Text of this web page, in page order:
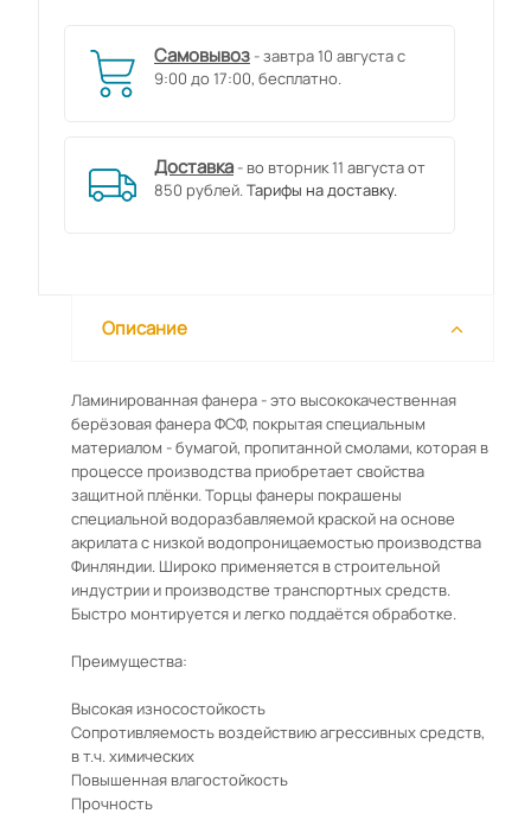
Самовывоз - завтра 10 августа с
9:00 до 17:00, бесплатно.
Доставка - во вторник 11 августа от
850 рублей.Тарифы на доставку.
Описание
Ламинированная фанера - это высококачественная
берёзовая фанера ФСФ, покрытая специальным
материалом - бумагой, пропитанной смолами, которая в
процессе производства приобретает свойства
защитной плёнки. Торцы фанеры покрашены
специальной водоразбавляемой краской на основе
акрилата с низкой водопроницаемостью производства
Финляндии. Широко применяется в строительной
индустрии и производстве транспортных средств.
Быстро монтируется и легко поддаётся обработке.
Преимущества:
Высокая износостойкость
Сопротивляемость воздействию агрессивных средств,
в т.ч. химических
Повышенная влагостойкость
Прочность